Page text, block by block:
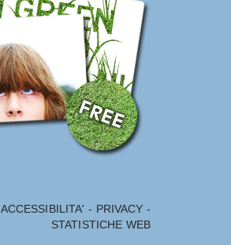
ACCESSIBILITA' - PRIVACY -
STATISTICHE WEB